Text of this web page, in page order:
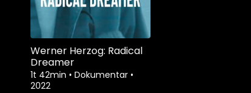
Werner Herzog: Radical
Dreamer
1t 42min • Dokumentar •
2022